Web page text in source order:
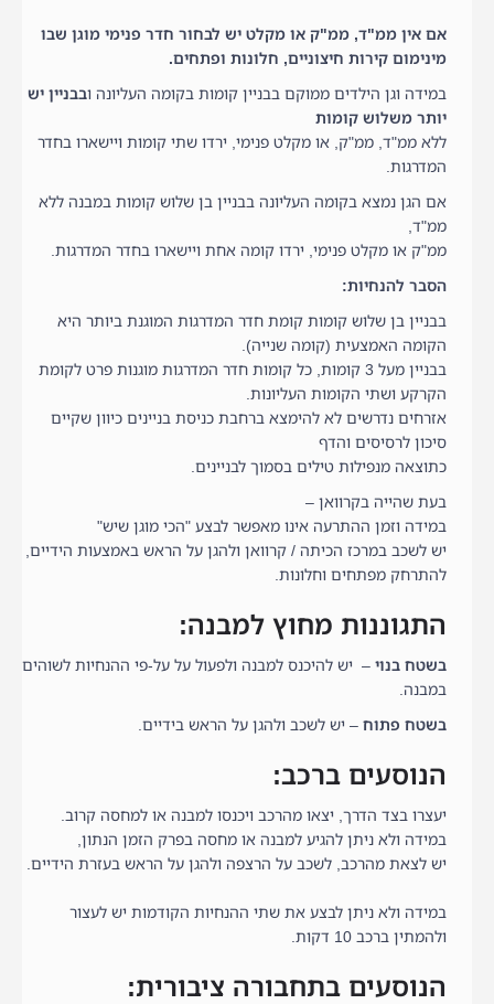
אם אין ממ"ד, ממ"ק או מקלט יש לבחור חדר פנימי מוגן שבו
מינימום קירות חיצוניים, חלונות ופתחים.
במידה וגן הילדים ממוקם בבניין קומות בקומה העליונה ובבניין יש
יותר משלוש קומות
ללא ממ"ד, ממ"ק, או מקלט פנימי, ירדו שתי קומות ויישארו בחדר
המדרגות.
אם הגן נמצא בקומה העליונה בבניין בן שלוש קומות במבנה ללא
ממ"ד,
ממ"ק או מקלט פנימי, ירדו קומה אחת ויישארו בחדר המדרגות.
הסבר להנחיות:
בבניין בן שלוש קומות קומת חדר המדרגות המוגנת ביותר היא
הקומה האמצעית (קומה שנייה).
בבניין מעל 3 קומות, כל קומות חדר המדרגות מוגנות פרט לקומת
הקרקע ושתי הקומות העליונות.
אזרחים נדרשים לא להימצא ברחבת כניסת בניינים כיוון שקיים
סיכון לרסיסים והדף
כתוצאה מנפילות טילים בסמוך לבניינים.
בעת שהייה בקרוואן –
במידה וזמן ההתרעה אינו מאפשר לבצע "הכי מוגן שיש"
יש לשכב במרכז הכיתה / קרוואן ולהגן על הראש באמצעות הידיים,
להתרחק מפתחים וחלונות.
התגוננות מחוץ למבנה:
בשטח בנוי– יש להיכנס למבנה ולפעול על על-פי ההנחיות לשוהים
במבנה.
בשטח פתוח– יש לשכב ולהגן על הראש בידיים.
הנוסעים ברכב:
יעצרו בצד הדרך, יצאו מהרכב ויכנסו למבנה או למחסה קרוב.
במידה ולא ניתן להגיע למבנה או מחסה בפרק הזמן הנתון,
יש לצאת מהרכב, לשכב על הרצפה ולהגן על הראש בעזרת הידיים.
במידה ולא ניתן לבצע את שתי ההנחיות הקודמות יש לעצור
ולהמתין ברכב 10 דקות.
הנוסעים בתחבורה ציבורית: